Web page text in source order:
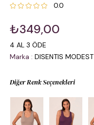
0.0
₺349,00
4 AL 3 ÖDE
Marka : DISENTIS MODEST
Diğer Renk Seçenekleri